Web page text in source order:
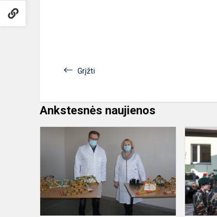
Grįžti
Ankstesnės naujienos
TILTAI
2022“